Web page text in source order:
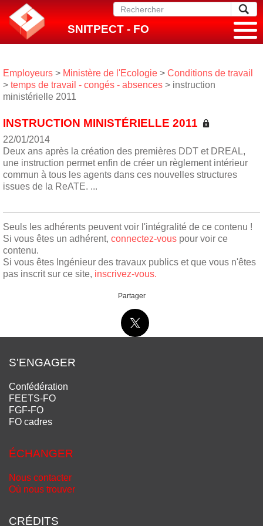
SNITPECT - FO
Employeurs > Ministère de l'Ecologie > Conditions de travail
> temps de travail - congés - absences > instruction
ministérielle 2011
INSTRUCTION MINISTÉRIELLE 2011
22/01/2014
Deux ans après la création des premières DDT et DREAL,
une instruction permet enfin de créer un règlement intérieur
commun à tous les agents dans ces nouvelles structures
issues de la ReATE. ...
Seuls les adhérents peuvent voir l'intégralité de ce contenu !
Si vous êtes un adhérent, connectez-vous pour voir ce
contenu.
Si vous êtes Ingénieur des travaux publics et que vous n'êtes
pas inscrit sur ce site, inscrivez-vous.
Partager
S'ENGAGER
Confédération
FEETS-FO
FGF-FO
FO cadres
ÉCHANGER
Nous contacter
Où nous trouver
CRÉDITS